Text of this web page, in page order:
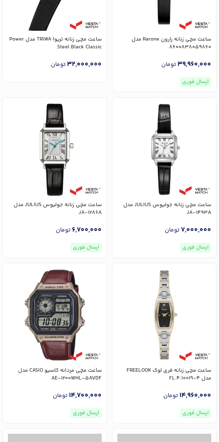
ساعت مچی زنانه رارون Rarone مدل
8600838059860
39,960,000تومان
ارسال فوری
ساعت مچی زنانه تریوا TRIWA مدل Power
Steel Black Classic
32,000,000تومان
ساعت مچی زنانه جولیوس JULIUS مدل
JA-1493A
7,000,000تومان
ارسال فوری
ساعت مچی زنانه جولیوس JULIUS مدل
JA-1286A
6,700,000 تومان
ارسال فوری
ساعت مچی زنانه فری لوک FREELOOK
مدل FL.4.10019-4
14,960,000تومان
ارسال فوری
ساعت مچی مردانه کاسیو CASIO مدل
AE-1200WHL-5AVDF
14,700,000تومان
ارسال فوری